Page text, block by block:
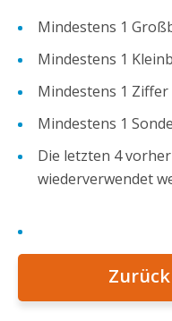
Mindestens 1
Mindestens 1
Mindestens 1 Ziffer
Mindestens 1
Die letzten 4
wiederverwendet